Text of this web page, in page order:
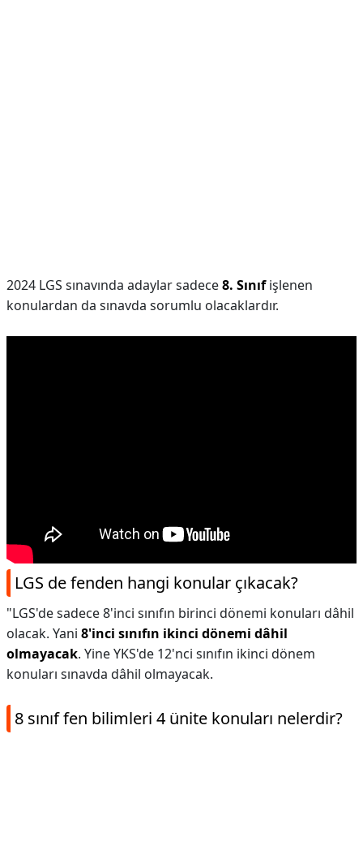
2024 LGS sınavında adaylar sadece8. Sınıfişlenen
konulardan da sınavda sorumlu olacaklardır.
LGS de fenden hangi konular çıkacak?
"LGS'de sadece 8'inci sınıfın birinci dönemi konuları dâhil
olacak. Yani 8'inci sınıfın ikinci dönemi dâhil
olmayacak. Yine YKS'de 12'nci sınıfın ikinci dönem
konuları sınavda dâhil olmayacak.
8 sınıf fen bilimleri 4 ünite konuları nelerdir?